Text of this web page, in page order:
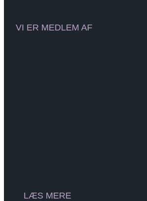
VI ER MEDLEM AF
LÆS MERE